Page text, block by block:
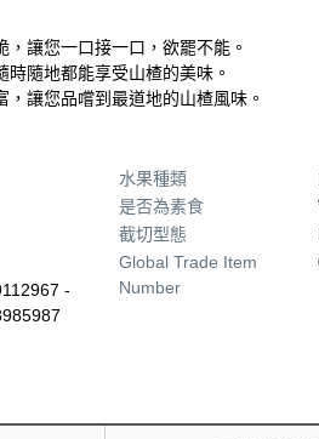
讓您一口接一口，欲罷不能。
隨地都能享受山楂的美味。
讓您品嚐到最道地的山楂風味。
-
水果種類
是否為素食
截切型態
Global Trade Item
Number